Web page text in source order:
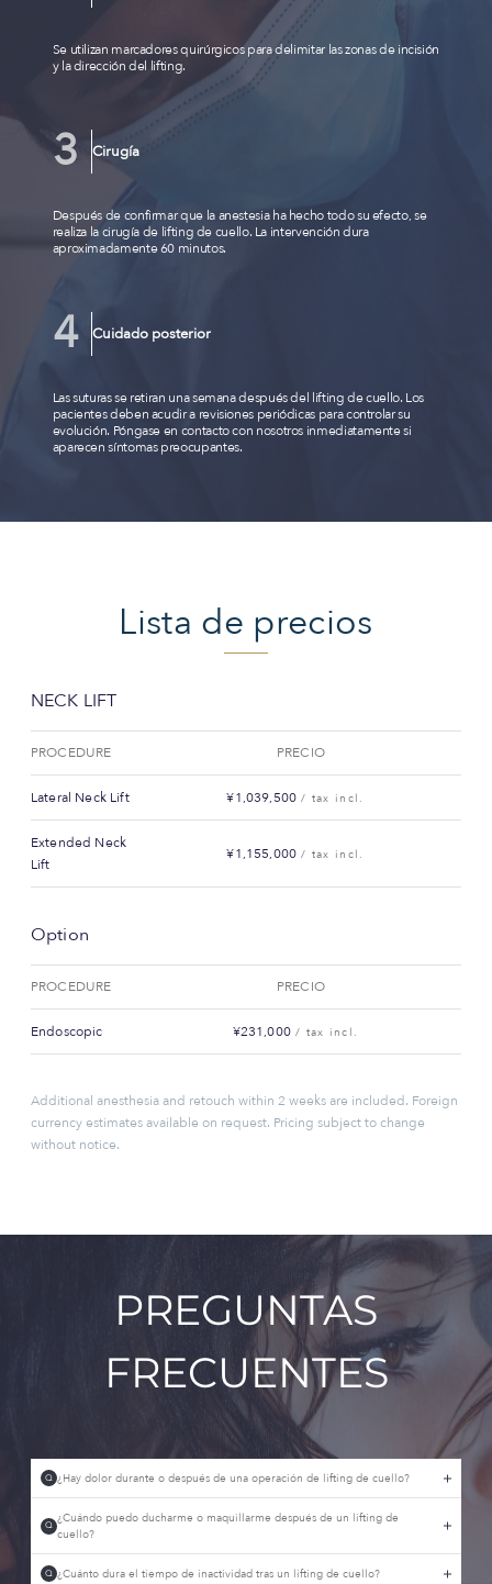
Se utilizan marcadores quirúrgicos para delimitar las zonas de incisión
y la dirección del lifting.
Cirugía
Después de confirmar que la anestesia ha hecho todo su efecto, se
realiza la cirugía de lifting de cuello. La intervención dura
aproximadamente 60 minutos.
Cuidado posterior
Las suturas se retiran una semana después del lifting de cuello. Los
pacientes deben acudir a revisiones periódicas para controlar su
evolución. Póngase en contacto con nosotros inmediatamente si
aparecen síntomas preocupantes.
Lista de precios
NECK LIFT
PROCEDURE PRECIO
Lateral Neck Lift ¥1,039,500 / tax incl.
Extended Neck
Lift
¥1,155,000 / tax incl.
Option
PROCEDURE PRECIO
Endoscopic ¥231,000 / tax incl.
Additional anesthesia and retouch within 2 weeks are included. Foreign
currency estimates available on request. Pricing subject to change
without notice.
PREGUNTAS
FRECUENTES
Q ¿Hay dolor durante o después de una operación de lifting de cuello?
Q ¿Cuándo puedo ducharme o maquillarme después de un lifting de
cuello?
Q ¿Cuánto dura el tiempo de inactividad tras un lifting de cuello?